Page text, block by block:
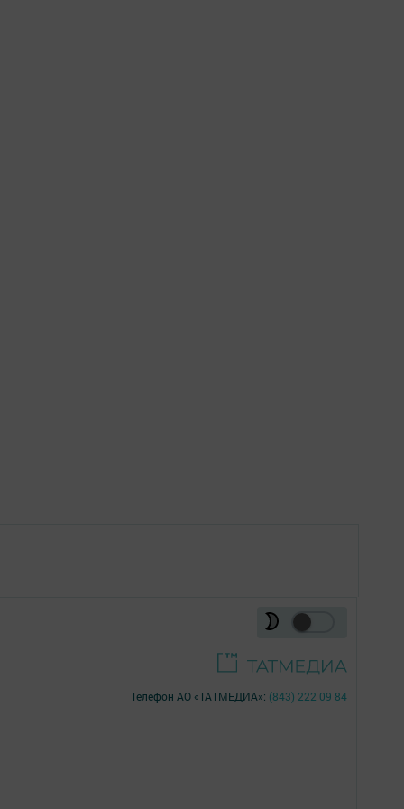
Телефон АО «ТАТМЕДИА»: (843) 222 09 84